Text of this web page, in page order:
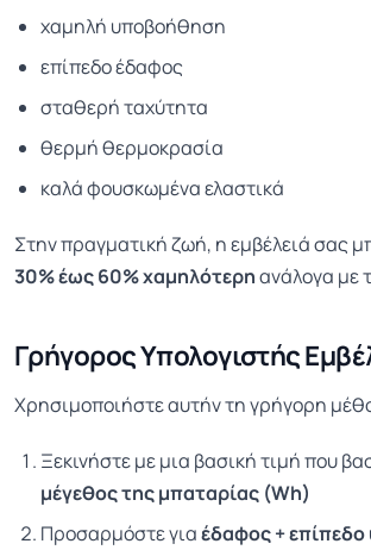
χαμηλή υποβοήθηση
επίπεδο έδαφος
σταθερή ταχύτητα
θερμή θερμοκρασία
καλά φουσκωμένα ελαστικά
Στην πραγματική ζωή, η εμβέλειά σας
30% έως 60% χαμηλότερηανάλογα με
Γρήγορος Υπολογιστής
Χρησιμοποιήστε αυτήν τη γρήγορη
Ξεκινήστε με μια βασική τιμή που
μέγεθος της μπαταρίας (Wh)
Προσαρμόστε γιαέδαφος +